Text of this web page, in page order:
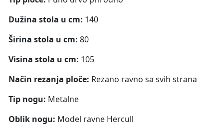
Dužina stola u cm: 140
Širina stola u cm: 80
Visina stola u cm: 105
Način rezanja ploče: Rezano ravno sa svih strana
Tip nogu: Metalne
Oblik nogu: Model ravne Hercull